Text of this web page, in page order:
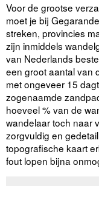
Voor de grootse
moet je bij
streken, provincies
zijn inmiddels
van Nederlands
een groot aantal van
met ongeveer 15
zogenaamde
hoeveel % van de
wandelaar toch naar
zorgvuldig en
topografische kaart
fout lopen bijna